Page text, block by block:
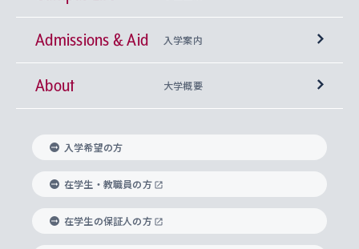
文学部
総合人間科学部
経済学部
外国語学部
上智大学の全学共通教育
基盤教育センター
キリスト教人間学
身体知
思考と表現
上智大学の語学教育
言語教育研究センター
上智大学のグローバル教育
グローバル教育センター
上智大学で学ぶ
学びのサポート
大学院
キリスト教文化研究所
中世思想研究所
国際言語情報研究所
グローバル・コンサーン研究所
Sophia Open Research Weeks (SORW)
産官学連携
知的財産
研究支援制度
重点領域研究・自由課題研究
研究活動に関する法令・研究費の使用について
学期区分と授業時間割
課外活動
課外教育プログラム
ボランティア活動
グローバルな学びのコミュニティ
学生の相談窓口
心身の健康相談
キャリア形成サポート
Admissions & Aid 入学案内
上智大学で取得できる学位
入れの方針）
科目等履修生
研究生・外国人特別研究生・国費留学生
About 大学概要
理事長・学長メッセージ
学長・副学長紹介
上智大学の精神
上智大学の理念
グローバルエンゲージメント
入学希望の方
在学生・教職員の方
在学生の保証人の方